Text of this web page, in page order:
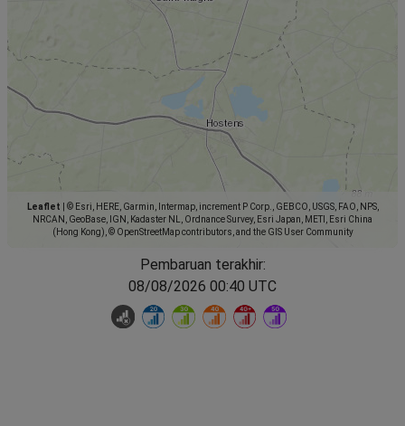
Leaflet
© Esri, HERE, Garmin, Intermap, increment P Corp., GEBCO, USGS, FAO, NPS,
NRCAN, GeoBase, IGN, Kadaster NL, Ordnance Survey, Esri Japan, METI, Esri China
(Hong Kong), © OpenStreetMap contributors, and the GIS User Community
Pembaruan terakhir:
08/08/2026 00:40 UTC